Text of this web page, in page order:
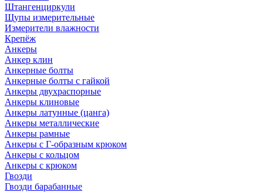
Штангенциркули
Щупы измерительные
Измерители влажности
Крепёж
Анкеры
Анкер клин
Анкерные болты
Анкерные болты с гайкой
Анкеры двухраспорные
Анкеры клиновые
Анкеры латунные (цанга)
Анкеры металлические
Анкеры рамные
Анкеры с Г-образным крюком
Анкеры с кольцом
Анкеры с крюком
Гвозди
Гвозди барабанные